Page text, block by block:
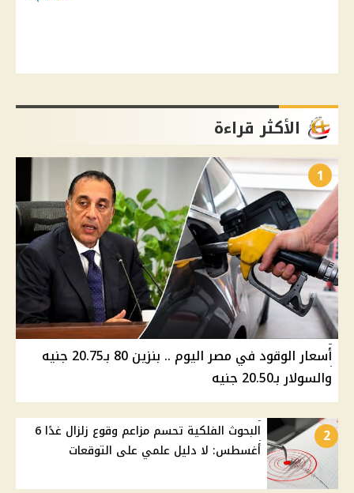
الأكثر قراءة
1
أسعار الوقود في مصر اليوم .. بنزين 80 بـ20.75 جنيه
والسولار بـ20.50 جنيه
2
البحوث الفلكية تحسم مزاعم وقوع زلزال غدًا 6
أغسطس: لا دليل علمي على التوقعات